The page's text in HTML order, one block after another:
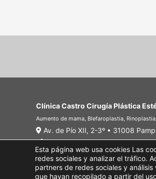
Clínica Castro Cirugía Plástica
Aumento de mama, Blefaroplastia,
Av. de Pío XII, 2-3º • 31008
+34 948 27 64 54
clinica@clinicacastro.net
Webmaster
Esta página web usa cookies Las
redes sociales y analizar el tráfico.
partners de redes sociales y
que hayan recopilado a partir del